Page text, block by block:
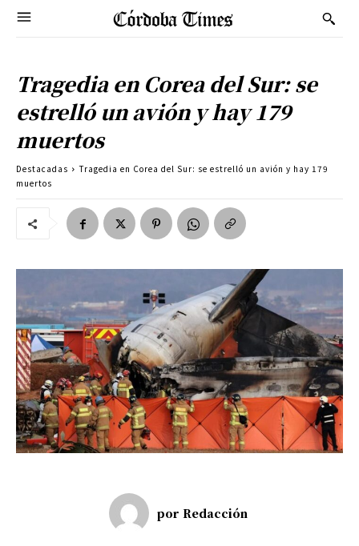
Tragedia en Corea del Sur: se
estrelló un avión y hay 179
muertos
Destacadas
Tragedia en Corea del Sur: se estrelló un avión y hay 179
muertos
por Redacción